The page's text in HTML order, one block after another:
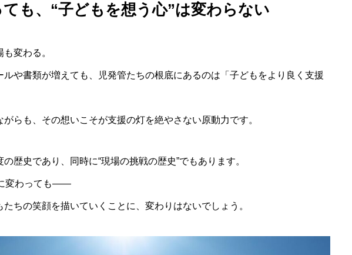
も、“子どもを想う心”は変わらない
変わる。
ルや書類が増えても、児発管たちの根底にあるのは「子どもをより良く支援
らも、その想いこそが支援の灯を絶やさない原動力です。
歴史であり、同時に“現場の挑戦の歴史”でもあります。
変わっても――
ちの笑顔を描いていくことに、変わりはないでしょう。